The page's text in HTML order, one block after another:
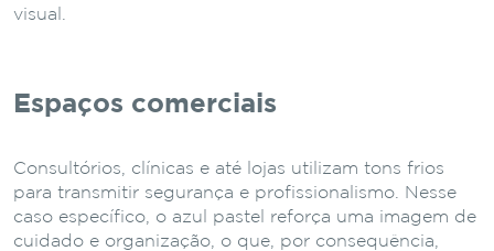
visual.
Espaços comerciais
Consultórios, clínicas e até lojas utilizam tons frios
para transmitir segurança e profissionalismo. Nesse
caso específico, o azul pastel reforça uma imagem de
cuidado e organização, o que, por consequência,